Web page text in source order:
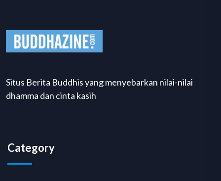
Situs Berita Buddhis yang menyebarkan nilai-nilai
dhamma dan cinta kasih
Category